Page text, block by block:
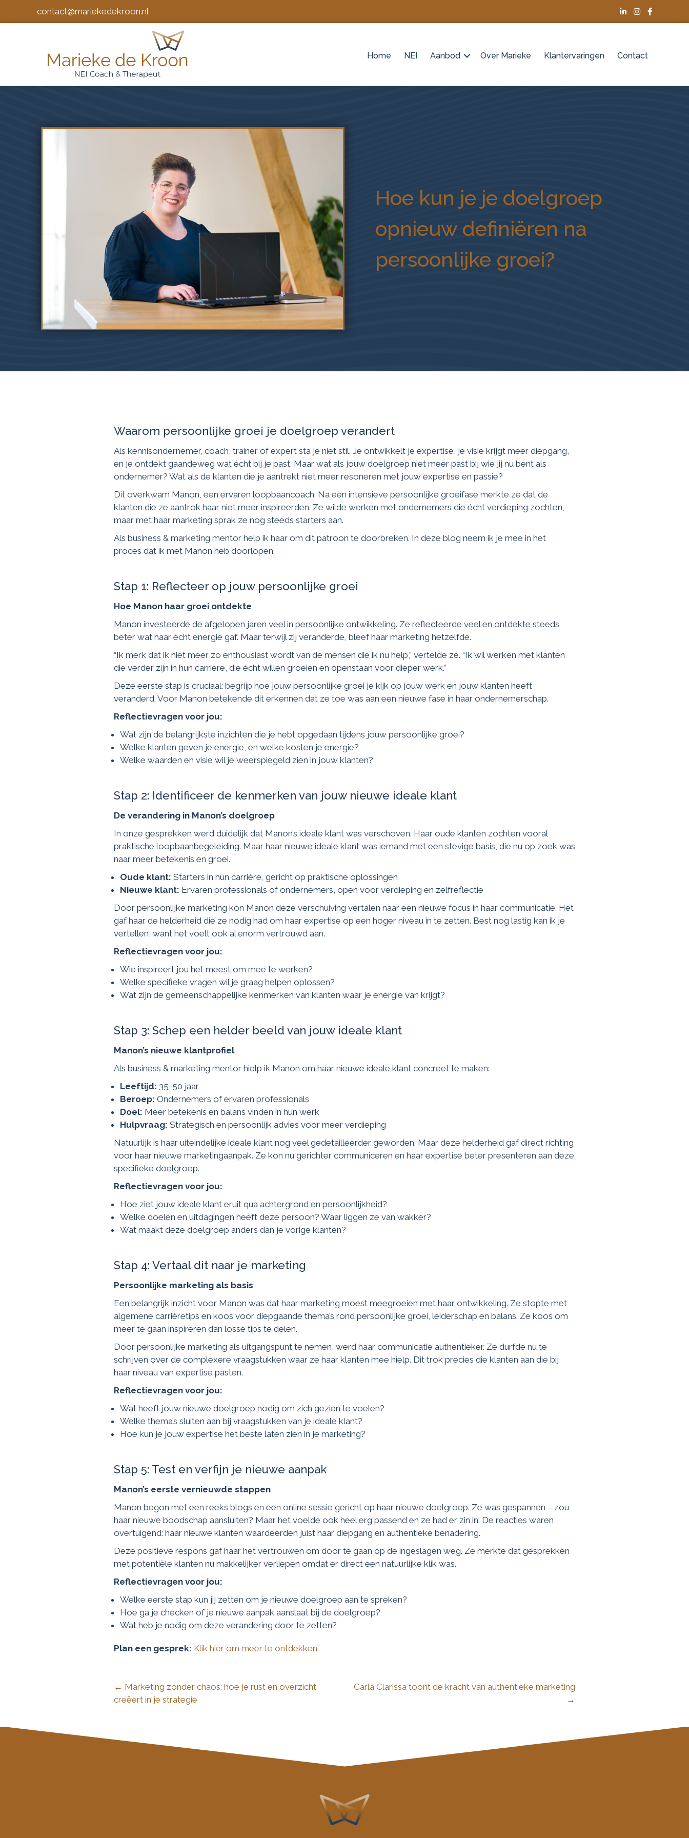
contact@mariekedekroon.nl
Home NEI Aanbod Over Marieke Klantervaringen Contact
Hoe kun je je doelgroep
opnieuw definiëren na
persoonlijke groei?
Waarom persoonlijke groei je doelgroep verandert
Als kennisondernemer, coach, trainer of expert sta je niet stil. Je ontwikkelt je expertise, je visie krijgt meer diepgang,
en je ontdekt gaandeweg wat écht bij je past. Maar wat als jouw doelgroep niet meer past bij wie jij nu bent als
ondernemer? Wat als de klanten die je aantrekt niet meer resoneren met jouw expertise en passie?
Dit overkwam Manon, een ervaren loopbaancoach. Na een intensieve persoonlijke groeifase merkte ze dat de
klanten die ze aantrok haar niet meer inspireerden. Ze wilde werken met ondernemers die écht verdieping zochten,
maar met haar marketing sprak ze nog steeds starters aan.
Als business & marketing mentor help ik haar om dit patroon te doorbreken. In deze blog neem ik je mee in het
proces dat ik met Manon heb doorlopen.
Stap 1: Reflecteer op jouw persoonlijke groei
Hoe Manon haar groei ontdekte
Manon investeerde de afgelopen jaren veel in persoonlijke ontwikkeling. Ze reflecteerde veel en ontdekte steeds
beter wat haar écht energie gaf. Maar terwijl zij veranderde, bleef haar marketing hetzelfde.
“Ik merk dat ik niet meer zo enthousiast wordt van de mensen die ik nu help,” vertelde ze. “Ik wil werken met klanten
die verder zijn in hun carrière, die écht willen groeien en openstaan voor dieper werk.”
Deze eerste stap is cruciaal: begrijp hoe jouw persoonlijke groei je kijk op jouw werk en jouw klanten heeft
veranderd. Voor Manon betekende dit erkennen dat ze toe was aan een nieuwe fase in haar ondernemerschap.
Reflectievragen voor jou:
Wat zijn de belangrijkste inzichten die je hebt opgedaan tijdens jouw persoonlijke groei?
Welke klanten geven je energie, en welke kosten je energie?
Welke waarden en visie wil je weerspiegeld zien in jouw klanten?
Stap 2: Identificeer de kenmerken van jouw nieuwe ideale klant
De verandering in Manon’s doelgroep
In onze gesprekken werd duidelijk dat Manon’s ideale klant was verschoven. Haar oude klanten zochten vooral
praktische loopbaanbegeleiding. Maar haar nieuwe ideale klant was iemand met een stevige basis, die nu op zoek was
naar meer betekenis en groei.
Oude klant: Starters in hun carrière, gericht op praktische oplossingen
Nieuwe klant: Ervaren professionals of ondernemers, open voor verdieping en zelfreflectie
Door persoonlijke marketing kon Manon deze verschuiving vertalen naar een nieuwe focus in haar communicatie. Het
gaf haar de helderheid die ze nodig had om haar expertise op een hoger niveau in te zetten. Best nog lastig kan ik je
vertellen, want het voelt ook al enorm vertrouwd aan.
Reflectievragen voor jou:
Wie inspireert jou het meest om mee te werken?
Welke specifieke vragen wil je graag helpen oplossen?
Wat zijn de gemeenschappelijke kenmerken van klanten waar je energie van krijgt?
Stap 3: Schep een helder beeld van jouw ideale klant
Manon’s nieuwe klantprofiel
Als business & marketing mentor hielp ik Manon om haar nieuwe ideale klant concreet te maken:
Leeftijd: 35-50 jaar
Beroep: Ondernemers of ervaren professionals
Doel: Meer betekenis en balans vinden in hun werk
Hulpvraag: Strategisch en persoonlijk advies voor meer verdieping
Natuurlijk is haar uiteindelijke ideale klant nog veel gedetailleerder geworden. Maar deze helderheid gaf direct richting
voor haar nieuwe marketingaanpak. Ze kon nu gerichter communiceren en haar expertise beter presenteren aan deze
specifieke doelgroep.
Reflectievragen voor jou:
Hoe ziet jouw ideale klant eruit qua achtergrond en persoonlijkheid?
Welke doelen en uitdagingen heeft deze persoon? Waar liggen ze van wakker?
Wat maakt deze doelgroep anders dan je vorige klanten?
Stap 4: Vertaal dit naar je marketing
Persoonlijke marketing als basis
Een belangrijk inzicht voor Manon was dat haar marketing moest meegroeien met haar ontwikkeling. Ze stopte met
algemene carrièretips en koos voor diepgaande thema’s rond persoonlijke groei, leiderschap en balans. Ze koos om
meer te gaan inspireren dan losse tips te delen.
Door persoonlijke marketing als uitgangspunt te nemen, werd haar communicatie authentieker. Ze durfde nu te
schrijven over de complexere vraagstukken waar ze haar klanten mee hielp. Dit trok precies die klanten aan die bij
haar niveau van expertise pasten.
Reflectievragen voor jou:
Wat heeft jouw nieuwe doelgroep nodig om zich gezien te voelen?
Welke thema’s sluiten aan bij vraagstukken van je ideale klant?
Hoe kun je jouw expertise het beste laten zien in je marketing?
Stap 5: Test en verfijn je nieuwe aanpak
Manon’s eerste vernieuwde stappen
Manon begon met een reeks blogs en een online sessie gericht op haar nieuwe doelgroep. Ze was gespannen – zou
haar nieuwe boodschap aansluiten? Maar het voelde ook heel erg passend en ze had er zin in. De reacties waren
overtuigend: haar nieuwe klanten waardeerden juist haar diepgang en authentieke benadering.
Deze positieve respons gaf haar het vertrouwen om door te gaan op de ingeslagen weg. Ze merkte dat gesprekken
met potentiële klanten nu makkelijker verliepen omdat er direct een natuurlijke klik was.
Reflectievragen voor jou:
Welke eerste stap kun jij zetten om je nieuwe doelgroep aan te spreken?
Hoe ga je checken of je nieuwe aanpak aanslaat bij de doelgroep?
Wat heb je nodig om deze verandering door te zetten?
Plan een gesprek: Klik hier om meer te ontdekken.
Posts
← Marketing zonder chaos: hoe je rust en overzicht
creëert in je strategie
Carla Clarissa toont de kracht van authentieke marketing
→